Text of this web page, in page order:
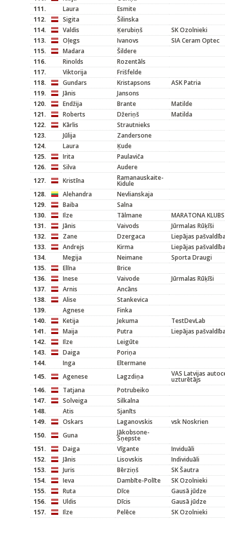
111.
Laura
Esmite
112.
Sigita
Šilinska
114.
Valdis Ķerubiņš
SK Ozolnieki
113.
Oļegs Ivanovs
SIA Ceram Optec
115.
Madara
Šildere
116.
Rinolds
Rozentāls
117.
Viktorija
Frišfelde
118.
Gundars Kristapsons
ASK Patria
119.
Jānis
Jansons
120.
Endžija Brante
Matilde
121.
Roberts Džeriņš
Matilda
122.
Kārlis
Strautnieks
123.
Jūlija
Zandersone
124.
Laura
Ķude
125.
Irita
Paulaviča
126.
Silva
Audere
127.
Kristīna Ramanauskaite-
Kidule
128.
Alehandra
Nevlianskaja
129.
Baiba
Salna
130.
Ilze Tālmane
MARATONA KLUBS
131.
Jānis Vaivods
Jūrmalas Rūķīši
132.
Zane Dzergaca
Liepājas
133.
Andrejs Kirma
Liepājas
134.
Megija Neimane
Sporta Draugi
135.
Elīna
Brice
136.
Inese Vaivode
Jūrmalas Rūķīši
137.
Arnis
Ancāns
138.
Alise
Stankevica
139.
Agnese
Finka
140.
Ketija Jekuma
TestDevLab
141.
Maija Putra
Liepājas
142.
Ilze
Leigūte
143.
Daiga
Poriņa
144.
Inga
Eltermane
145.
Agenese Lagzdiņa VAS Latvijas
uzturētājs
146.
Tatjana
Potrubeiko
147.
Solveiga
Silkalna
148.
Atis
Sjanīts
149.
Oskars Laganovskis
vsk Noskrien
150.
Guna Jākobsone-
Šņepste
151.
Daiga Vīgante
Inviduāli
152.
Jānis Lisovskis
Individuāli
153.
Juris Bērziņš
SK Šautra
154.
Ieva Dambīte-Polīte
SK Ozolnieki
155.
Ruta Dīce
Gausā jūdze
156.
Uldis Dīcis
Gausā jūdze
157.
Ilze Pelēce SK Ozolnieki